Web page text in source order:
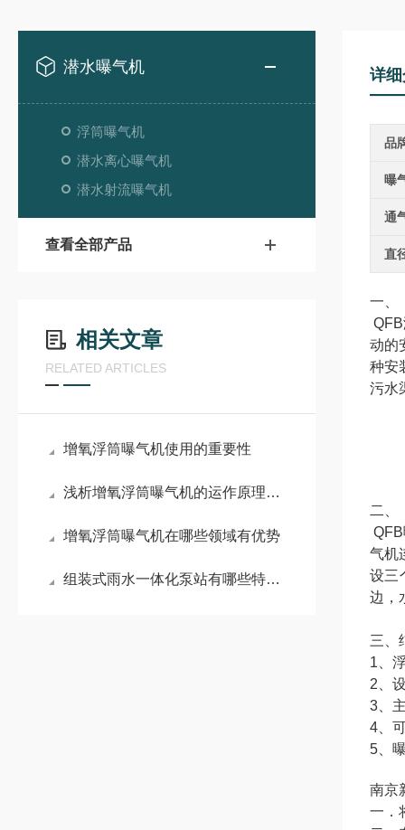
潜水曝气机
浮筒曝气机
潜水离心曝气机
潜水射流曝气机
查看全部产品
相关文章
RELATED ARTICLES
增氧浮筒曝气机使用的重要性
浅析增氧浮筒曝气机的运作原理有哪些
增氧浮筒曝气机在哪些领域有优势
组装式雨水一体化泵站有哪些特点呢？来看看吧
详
品
曝
通
直
一、
动的
种安
污水
二、
气机
设三
边，
三、
1、
2、
3、
4、
5、
南京
一．